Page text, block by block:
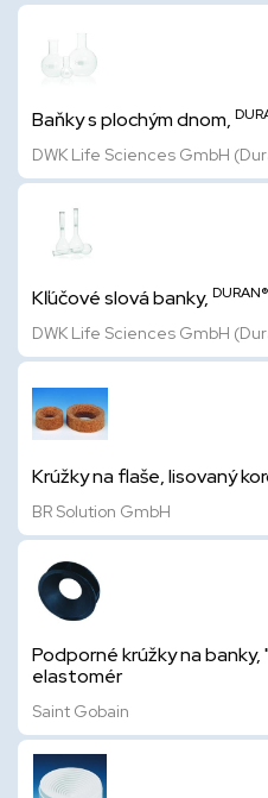
Baňky s plochým dnom,
DWK Life Sciences GmbH
Kľúčové slová banky, DURAN®
DWK Life Sciences GmbH
Krúžky na flaše, lisovaný
BR Solution GmbH
Podporné krúžky na banky,
elastomér
Saint Gobain